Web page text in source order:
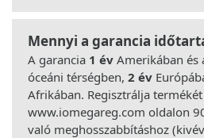
Mennyi a garancia
A garancia 1 év Amerikában és
óceáni térségben, 2 év
Afrikában. Regisztrálja
www.iomegareg.com oldalon
való meghosszabbításhoz